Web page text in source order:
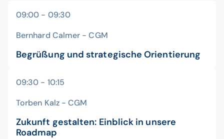
09:00 - 09:30
Bernhard Calmer - CGM
Begrüßung und strategische Orientierung
09:30 - 10:15
Torben Kalz - CGM
Zukunft gestalten: Einblick in unsere
Roadmap